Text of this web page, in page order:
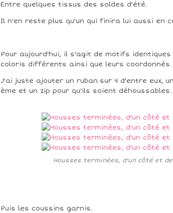
Entre quelques tissus des soldes d'été.
Il n'en reste plus qu'un qui finira lui aussi en
Pour aujourd'hui, il s'agit de motifs
coloris différents ainsi que leurs coordonnés.
J'ai juste ajouter un ruban sur 4 d'entre eux,
ème et un zip pour qu'ils soient déhoussables.
Housses terminées, d'un côté et
Puis les coussins garnis.